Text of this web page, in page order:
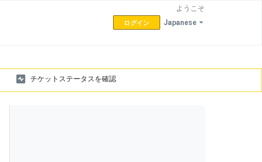
Japanese
ようこそ
ログイン
チケットステータスを確認